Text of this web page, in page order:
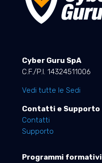
Cyber Guru SpA
C.F./P.I. 14324511006
Vedi tutte le Sedi
Contatti e Supporto
Contatti
Supporto
Programmi formativi